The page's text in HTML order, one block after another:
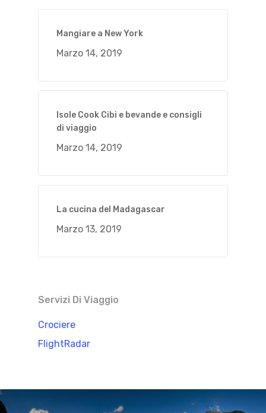
Mangiare a New York
Marzo 14, 2019
Isole Cook Cibi e bevande e consigli
di viaggio
Marzo 14, 2019
La cucina del Madagascar
Marzo 13, 2019
Servizi Di Viaggio
Crociere
FlightRadar